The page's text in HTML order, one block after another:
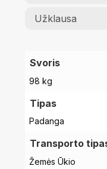
Užklausa
Svoris
98 kg
Tipas
Padanga
Transporto
Žemės Ūkio